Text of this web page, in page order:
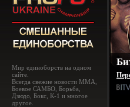
Мир единоборств на одном
сайте.
Всегда свежие новости MMA,
Боевое САМБО, Борьба,
Дзюдо, Бокс, К-1 и многое
другое.